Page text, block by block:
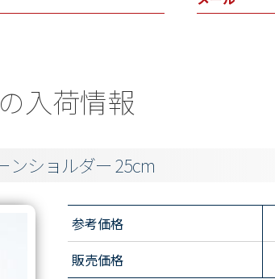
入荷情報
ショルダー 25cm
参考価格
販売価格